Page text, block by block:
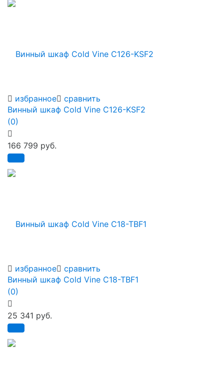
избранное сравнить
избранное сравнить
Винный шкаф Cold Vine C126-KSF2
(0)
166 799 руб.
Винный шкаф Cold Vine C18-TBF1
(0)
25 341 руб.